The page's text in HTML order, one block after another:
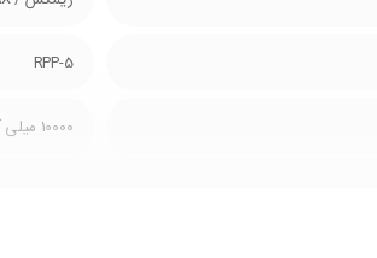
RPP-5
10000 میلی آمپر ساعت